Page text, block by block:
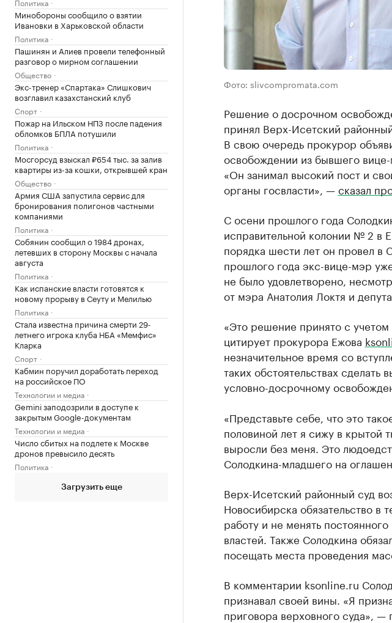
Минобороны сообщило о взятии
Ивановки в Харьковской области
Политика
Пашинян и Алиев провели телефонный
разговор о мирном соглашении
Общество
Экс-тренер «Спартака» Слишкович
возглавил казахстанский клуб
Спорт
Пожар на Ильском НПЗ после падения
обломков БПЛА потушили
Политика
Мосгорсуд взыскал ₽654 тыс. за залив
квартиры из-за кошки, открывшей кран
Общество
Армия США запустила сервис для
бронирования полигонов частными
компаниями
Политика
Собянин сообщил о 1984 дронах,
летевших в сторону Москвы с начала
августа
Политика
Как испанские власти готовятся к
новому прорыву в Сеуту и Мелилью
Политика
Стала известна причина смерти 29-
летнего игрока клуба НБА «Мемфис»
Кларка
Спорт
Кабмин поручил доработать переход
на российское ПО
Технологии и медиа
Gemini заподозрили в доступе к
закрытым Google-документам
Технологии и медиа
Число сбитых на подлете к Москве
дронов превысило десять
Политика
Загрузить еще
Фото: slivcompromata.com
Решение о досрочном
принял Верх-Исетский
В свою очередь прокурор
освобождении из бывшего
«Он занимал высокий пост и
органы госвласти», —сказал
С осени прошлого года
исправительной колонии № 2 в
порядка шести лет он провел
прошлого года экс-вице-мэр
не было удовлетворено,
от мэра Анатолия Локтя и
«Это решение принято с
цитирует прокурора Ежова
незначительное время со
таких обстоятельствах
условно-досрочному
«Представьте себе, что это
половиной лет я сижу в крытой
выросли без меня. Это
Солодкина-младшего на
Верх-Исетский районный суд
Новосибирска обязательство в
работу и не менять
властей. Также Солодкина
посещать места проведения
В комментарии ksonline.ru
признавал своей вины. «Я
приговора верховного суда»,